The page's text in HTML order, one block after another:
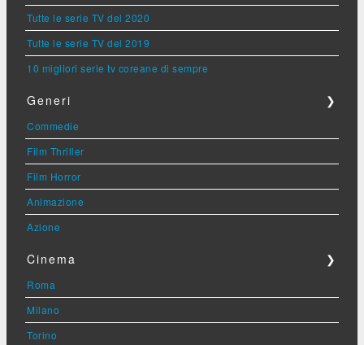
Tutte le serie TV del 2020
Tutte le serie TV del 2019
10 migliori serie tv coreane di sempre
Generi ❯
Commedie
Film Thriller
Film Horror
Animazione
Azione
Cinema ❯
Roma
Milano
Torino